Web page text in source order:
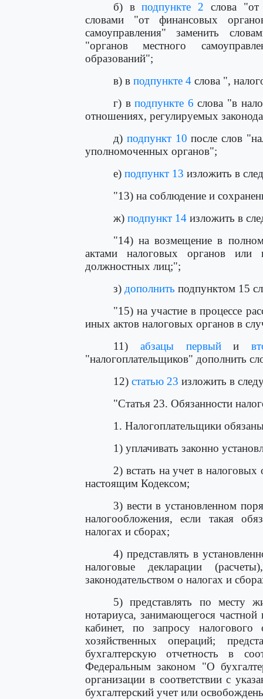
б) вподпункте 2 слова "от
словами "от финансовых
самоуправления" заменить
"органов местного
образований";
в) в подпункте 4 слова ",
г) вподпункте 6 слова "в
отношениях, регулируемых
д) подпункт 10 после слов
уполномоченных органов";
е) подпункт 13 изложить в
"13) на соблюдение и
ж) подпункт 14 изложить в
"14) на возмещение в
актами налоговых органов или
должностных лиц;";
з) дополнить подпунктом 15
"15) на участие в процессе
иных актов налоговых органов в
11) абзацы первыйи
"налогоплательщиков" дополнить
12) статью 23 изложить в
"Статья 23. Обязанности
1. Налогоплательщики
1) уплачивать законно
2) встать на учет в налоговых
настоящим Кодексом;
3) вести в установленном
налогообложения, если такая
налогах и сборах;
4) представлять в
налоговые декларации
законодательством о налогах и
5) представлять по месту
нотариуса, занимающегося частной
кабинет, по запросу
хозяйственных операций;
бухгалтерскую отчетность в
Федеральным законом "О
организации в соответствии с
бухгалтерский учет или